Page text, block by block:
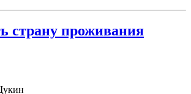
страну проживания